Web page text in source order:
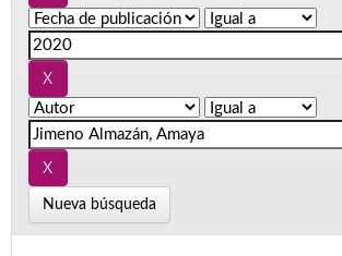
Nueva búsqueda